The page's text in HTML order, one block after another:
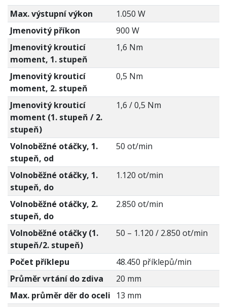
Max. výstupní výkon
1.050 W
Jmenovitý příkon
900 W
Jmenovitý krouticí
moment, 1. stupeň
1,6 Nm
Jmenovitý krouticí
moment, 2. stupeň
0,5 Nm
Jmenovitý krouticí
moment (1. stupeň / 2.
stupeň)
1,6 / 0,5 Nm
Volnoběžné otáčky, 1.
stupeň, od
50 ot/min
Volnoběžné otáčky, 1.
stupeň, do
1.120 ot/min
Volnoběžné otáčky, 2.
stupeň, do
2.850 ot/min
Volnoběžné otáčky (1.
stupeň/2. stupeň)
50 – 1.120 / 2.850 ot/min
Počet příklepu
48.450 příklepů/min
Průměr vrtání do zdiva
20 mm
Max. průměr děr do oceli
13 mm